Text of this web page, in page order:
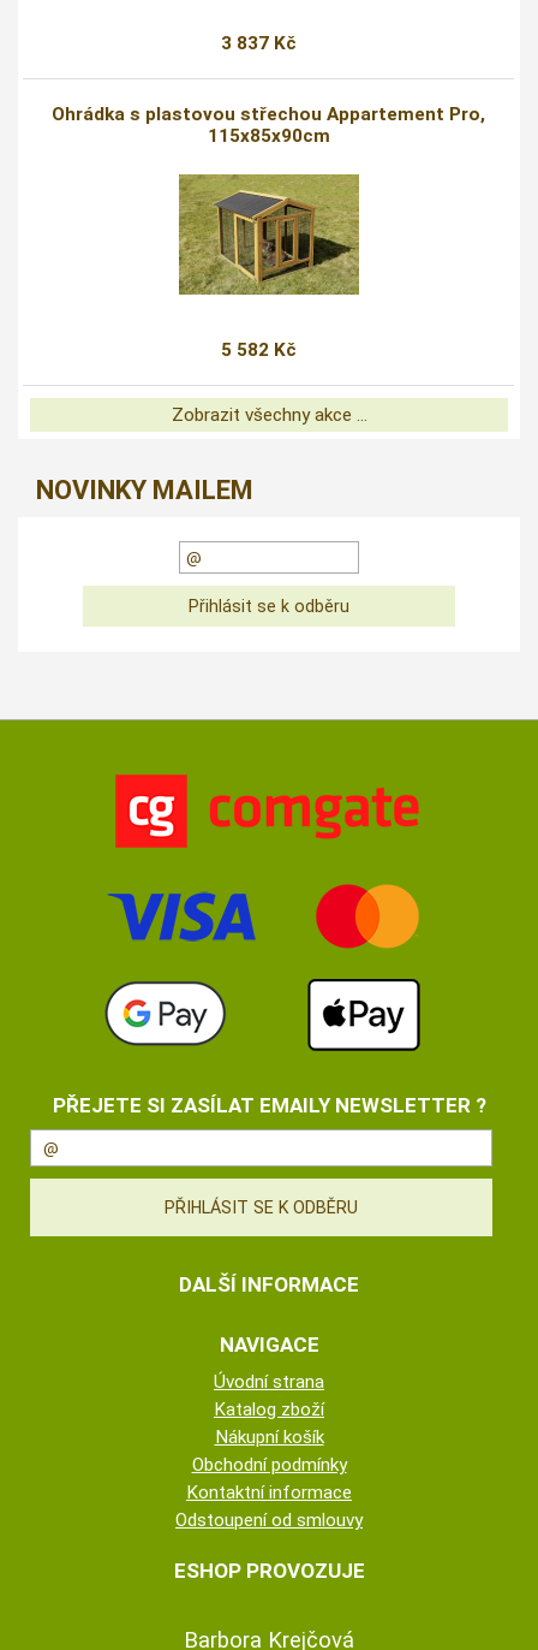
3 837 Kč
Ohrádka s plastovou střechou Appartement Pro,
115x85x90cm
5 582 Kč
Zobrazit všechny akce ...
NOVINKY MAILEM
PŘEJETE SI ZASÍLAT EMAILY NEWSLETTER ?
DALŠÍ INFORMACE
NAVIGACE
Úvodní strana
Katalog zboží
Nákupní košík
Obchodní podmínky
Kontaktní informace
Odstoupení od smlouvy
ESHOP PROVOZUJE
Barbora Krejčová